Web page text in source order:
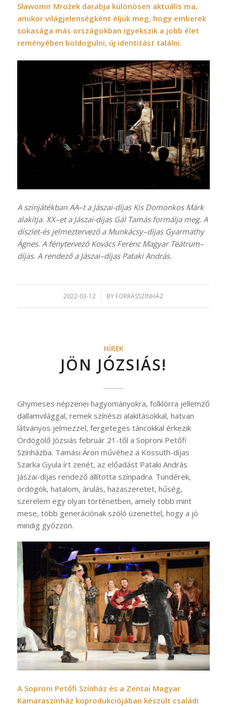
Sławomir Mrożek darabja különösen aktuális ma,
amikor világjelenségként éljük meg, hogy emberek
sokasága más országokban igyekszik a jobb élet
reményében boldogulni, új identitást találni.
A színjátékban AA–t a Jászai-díjas Kis Domonkos Márk
alakítja. XX–et a Jászai-díjas Gál Tamás formálja meg. A
díszlet-és jelmeztervező a Munkácsy–díjas Gyarmathy
Ágnes. A fénytervező Kovács Ferenc Magyar Teátrum–
díjas. A rendező a Jászai–díjas Pataki András.
2022-03-12
/ BY FORRÁSSZÍNHÁZ
HÍREK
JÖN JÓZSIÁS!
Ghymeses népzenei hagyományokra, folklórra jellemző
dallamvilággal, remek színészi alakításokkal, hatvan
látványos jelmezzel, fergeteges táncokkal érkezik
Ördögölő Józsiás február 21-től a Soproni Petőfi
Színházba. Tamási Áron művéhez a Kossuth-díjas
Szarka Gyula írt zenét, az előadást Pataki András
Jászai-díjas rendező állította színpadra. Tündérek,
ördögök, hatalom, árulás, hazaszeretet, hűség,
szerelem egy olyan történetben, amely több mint
mese, több generációnak szóló üzenettel, hogy a jó
mindig győzzön.
A Soproni Petőfi Színház és a Zentai Magyar
Kamaraszínház koprodukciójában készült családi